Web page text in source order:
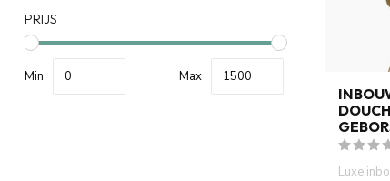
PRIJS
Min Max
Luxe